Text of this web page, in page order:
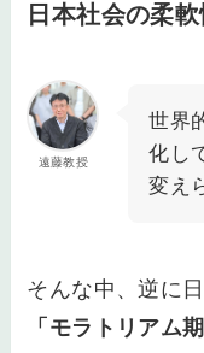
日本社会の柔
遠藤教授
世界
化し
変え
そんな中、逆に
「モラトリアム